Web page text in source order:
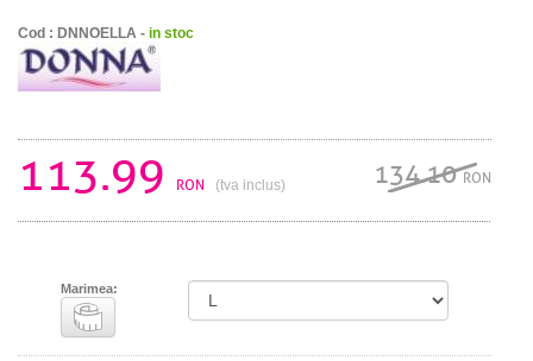
Cod : DNNOELLA - in stoc
113.99 RON (tva inclus) 134.10RON
Marimea: